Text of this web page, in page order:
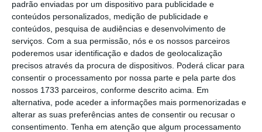
padrão enviadas por um dispositivo para publicidade e
conteúdos personalizados, medição de publicidade e
conteúdos, pesquisa de audiências e desenvolvimento de
serviços. Com a sua permissão, nós e os nossos parceiros
poderemos usar identificação e dados de geolocalização
precisos através da procura de dispositivos. Poderá clicar para
consentir o processamento por nossa parte e pela parte dos
nossos 1733 parceiros, conforme descrito acima. Em
alternativa, pode aceder a informações mais pormenorizadas e
alterar as suas preferências antes de consentir ou recusar o
consentimento. Tenha em atenção que algum processamento